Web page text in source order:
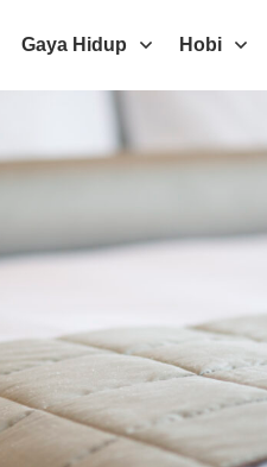
Gaya Hidup Hobi